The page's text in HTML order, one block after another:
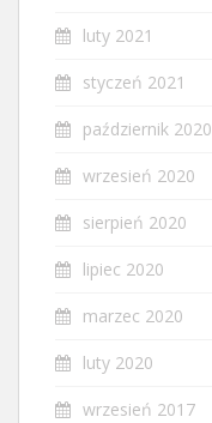
luty 2021
styczeń 2021
październik 2020
wrzesień 2020
sierpień 2020
lipiec 2020
marzec 2020
luty 2020
wrzesień 2017